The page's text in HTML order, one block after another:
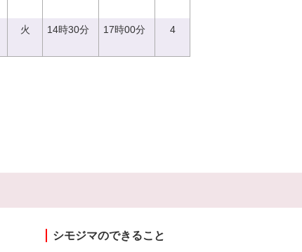
火 14時30分 17時00分 4
シモジマのできること